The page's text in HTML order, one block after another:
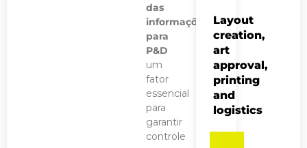
das
informações
para
P&D
um
fator
essencial
para
garantir
controle
Layout
creation,
art
approval,
printing
and
logistics